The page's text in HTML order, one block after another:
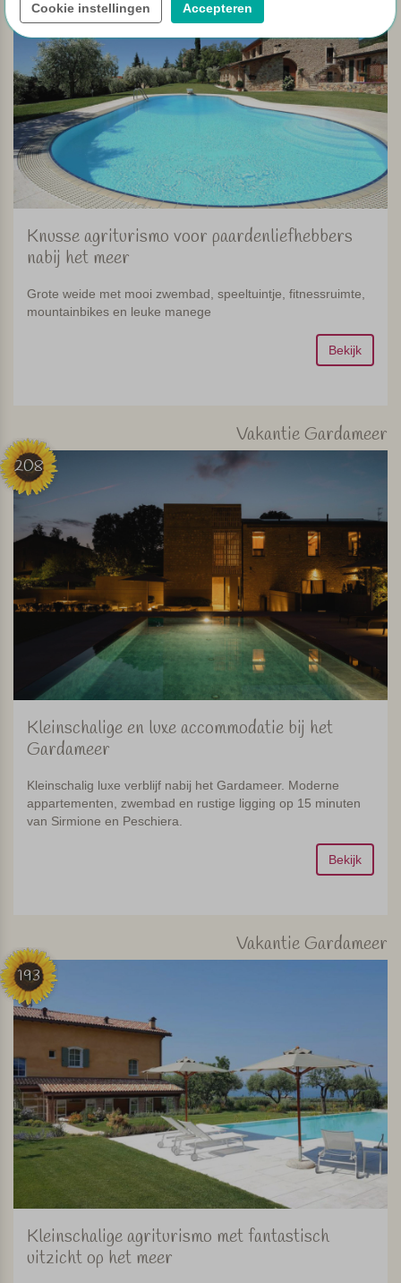
Knusse agriturismo voor paardenliefhebbers
nabij het meer
Grote weide met mooi zwembad, speeltuintje, fitnessruimte,
mountainbikes en leuke manege
Bekijk
Vakantie Gardameer
208
Kleinschalige en luxe accommodatie bij het
Gardameer
Kleinschalig luxe verblijf nabij het Gardameer. Moderne
appartementen, zwembad en rustige ligging op 15 minuten
van Sirmione en Peschiera.
Bekijk
Vakantie Gardameer
193
Kleinschalige agriturismo met fantastisch
uitzicht op het meer
Cookie instellingen Accepteren